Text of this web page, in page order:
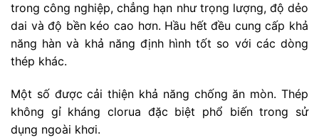
trong công nghiệp, chẳng hạn như trọng lượng, độ dẻo
dai và độ bền kéo cao hơn. Hầu hết đều cung cấp khả
năng hàn và khả năng định hình tốt so với các dòng
thép khác.
Một số được cải thiện khả năng chống ăn mòn. Thép
không gỉ kháng clorua đặc biệt phổ biến trong sử
dụng ngoài khơi.